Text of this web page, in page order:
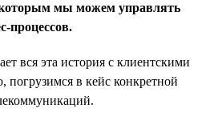
которым мы можем управлять
процессов.
вся эта история с клиентскими
погрузимся в кейс конкретной